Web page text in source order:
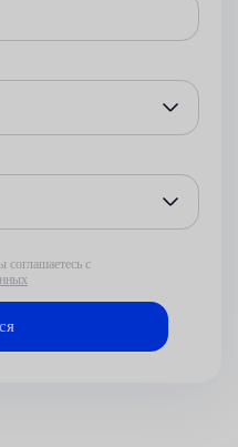
соглашаетесь с